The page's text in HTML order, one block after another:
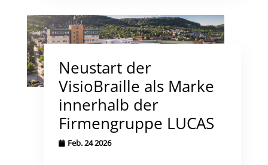
Neustart der
VisioBraille als Marke
innerhalb der
Firmengruppe LUCAS
Feb. 24 2026